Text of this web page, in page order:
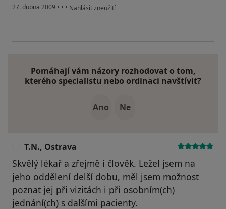
27. dubna 2009 • • • podle názoru uživatele Pacient
Nahlásit zneužití
Pomáhají vám názory rozhodovat o tom,
kterého specialistu nebo ordinaci navštívit?
Ano Ne
T.N., Ostrava
Skvělý lékař a zřejmě i člověk. Ležel jsem na
jeho oddělení delší dobu, měl jsem možnost
poznat jej při vizitách i při osobním(ch)
jednání(ch) s dalšími pacienty.